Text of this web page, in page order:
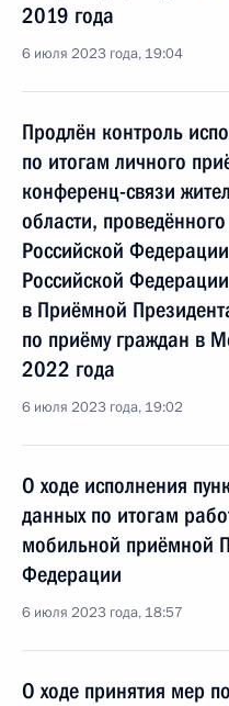
2019 года
6 июля 2023 года, 19:04
Продлён контроль
по итогам личного
конференц-связи
области,
Российской
Российской
в Приёмной
по приёму граждан в
2022 года
6 июля 2023 года, 19:02
О ходе исполнения
данных по итогам
мобильной приёмной
Федерации
6 июля 2023 года, 18:57
О ходе принятия мер